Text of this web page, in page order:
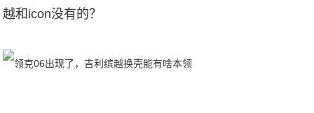
越和icon没有的？